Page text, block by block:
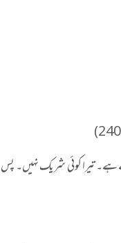
ہے۔ تیرا کوئی شریک نہیں۔ پس